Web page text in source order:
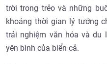
trời trong trẻo và những
khoảng thời gian lý tưởng
trải nghiệm văn hóa và du
yên bình của biển cả.